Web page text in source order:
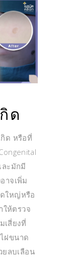
ด
ด หรือที่
ละมักมี
าจเพิ่ม
ใหญ่หรือ
ห้ตรวจ
เสี่ยงที่
ฝขนาด
ยลบเลือน